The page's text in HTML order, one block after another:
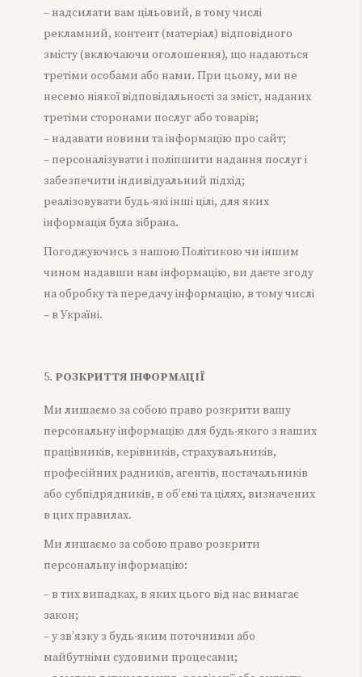
– надсилати вам цільовий, в тому числі
рекламний, контент (матеріал) відповідного
змісту (включаючи оголошення), що надаються
третіми особами або нами. При цьому, ми не
несемо ніякої відповідальності за зміст, наданих
третіми сторонами послуг або товарів;
– надавати новини та інформацію про сайт;
– персоналізувати і поліпшити надання послуг і
забезпечити індивідуальний підхід;
реалізовувати будь-які інші цілі, для яких
інформація була зібрана.
Погоджуючись з нашою Політикою чи іншим
чином надавши нам інформацію, ви даєте згоду
на обробку та передачу інформацію, в тому числі
– в Україні.
РОЗКРИТТЯ ІНФОРМАЦІЇ
Ми лишаємо за собою право розкрити вашу
персональну інформацію для будь-якого з наших
працівників, керівників, страхувальників,
професійних радників, агентів, постачальників
або субпідрядників, в об’ємі та цілях, визначених
в цих правилах.
Ми лишаємо за собою право розкрити
персональну інформацію:
– в тих випадках, в яких цього від нас вимагає
закон;
– у зв’язку з будь-яким поточними або
майбутніми судовими процесами;